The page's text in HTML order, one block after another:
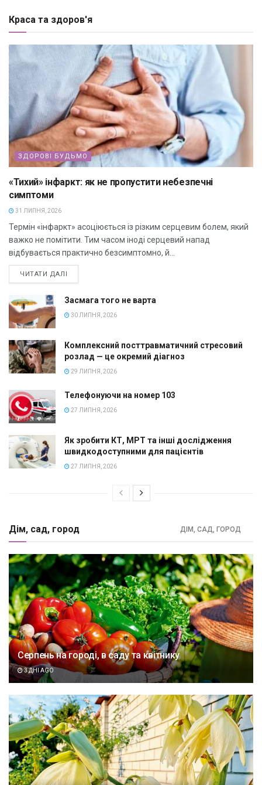
Краса та здоров'я
ЗДОРОВІ БУДЬМО
«Тихий» інфаркт: як не пропустити небезпечні
симптоми
31 ЛИПНЯ, 2026
Термін «інфаркт» асоціюється із різким серцевим болем, який
важко не помітити. Тим часом іноді серцевий напад
відбувається практично безсимптомно, й...
ЧИТАТИ ДАЛІ
Засмага того не варта
30 ЛИПНЯ, 2026
Комплексний посттравматичний стресовий
розлад — це окремий діагноз
29 ЛИПНЯ, 2026
Телефонуючи на номер 103
27 ЛИПНЯ, 2026
Як зробити КТ, МРТ та інші дослідження
швидкодоступними для пацієнтів
27 ЛИПНЯ, 2026
Дім, сад, город ДІМ, САД, ГОРОД
Серпень на городі, в саду та квітнику
3 ДНІ AGO